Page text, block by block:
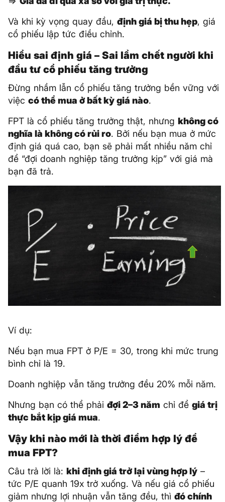
Và khi kỳ vọng quay đầu, định giá bị thu hẹp, giá
cổ phiếu lập tức điều chỉnh.
Hiểu sai định giá – Sai lầm chết người khi
đầu tư cổ phiếu tăng trưởng
Đừng nhầm lẫn cổ phiếu tăng trưởng bền vững với
việc có thể mua ở bất kỳ giá nào.
FPT là cổ phiếu tăng trưởng thật, nhưng không có
nghĩa là không có rủi ro. Bởi nếu bạn mua ở mức
định giá quá cao, bạn sẽ phải mất nhiều năm chỉ
để “đợi doanh nghiệp tăng trưởng kịp” với giá mà
bạn đã trả.
Ví dụ:
Nếu bạn mua FPT ở P/E = 30, trong khi mức trung
bình chỉ là 19.
Doanh nghiệp vẫn tăng trưởng đều 20% mỗi năm.
Nhưng bạn có thể phải đợi 2–3 năm chỉ để giá trị
thực bắt kịp giá mua.
Vậy khi nào mới là thời điểm hợp lý để
mua FPT?
Câu trả lời là: khi định giá trở lại vùng hợp lý –
tức P/E quanh 19x trở xuống. Và nếu giá cổ phiếu
giảm nhưng lợi nhuận vẫn tăng đều, thì đó chính